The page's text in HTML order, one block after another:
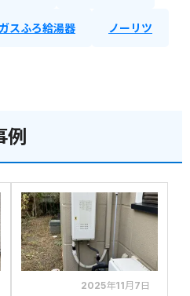
ガスふろ給湯器 ノーリツ
例
2025年11月7日